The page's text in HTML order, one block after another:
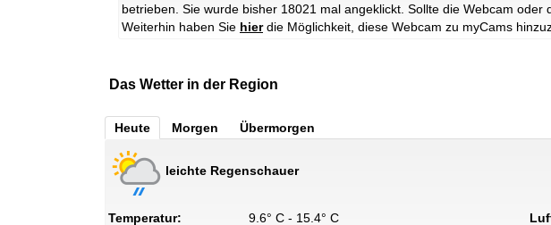
betrieben. Sie wurde bisher 18021 mal angeklickt. Sollte die Webcam oder
Weiterhin haben Sie hierdie Möglichkeit, diese Webcam zu myCams
Das Wetter in der Region
Heute Morgen Übermorgen
leichte Regenschauer
Temperatur:
9.6° C - 15.4° C